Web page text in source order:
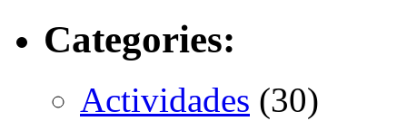
Categories:
Actividades (30)